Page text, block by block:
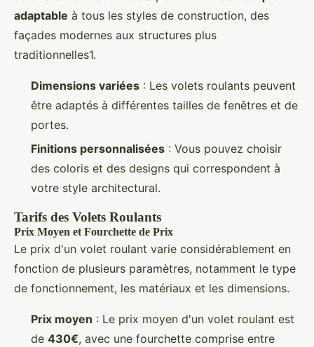
adaptable à tous les styles de construction, des
façades modernes aux structures plus
traditionnelles1.
Dimensions variées : Les volets roulants peuvent
être adaptés à différentes tailles de fenêtres et de
portes.
Finitions personnalisées : Vous pouvez choisir
des coloris et des designs qui correspondent à
votre style architectural.
Tarifs des Volets Roulants
Prix Moyen et Fourchette de Prix
Le prix d'un volet roulant varie considérablement en
fonction de plusieurs paramètres, notamment le type
de fonctionnement, les matériaux et les dimensions.
Prix moyen : Le prix moyen d'un volet roulant est
de 430€, avec une fourchette comprise entre